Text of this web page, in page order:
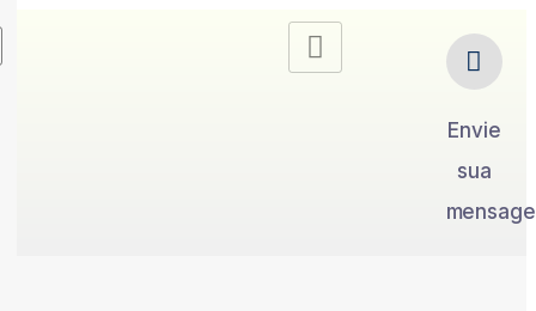
Envie
sua